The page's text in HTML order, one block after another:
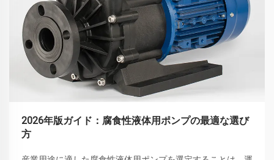
2026年版ガイド：腐食性液体用ポンプの最適な選び
方